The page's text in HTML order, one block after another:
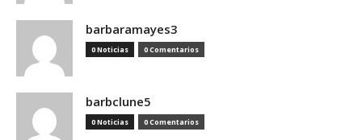
barbaramayes3
0 Noticias 0 Comentarios
barbclune5
0 Noticias 0 Comentarios